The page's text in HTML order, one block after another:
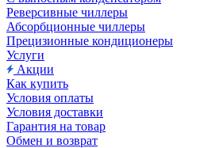
Реверсивные чиллеры
Абсорбционные чиллеры
Прецизионные кондиционеры
Услуги
Акции
Как купить
Условия оплаты
Условия доставки
Гарантия на товар
Обмен и возврат